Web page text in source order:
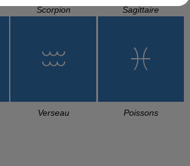
Scorpion Sagittaire
Verseau Poissons